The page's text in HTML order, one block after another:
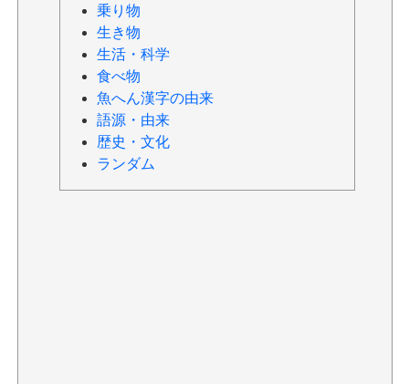
乗り物
生き物
生活・科学
食べ物
魚へん漢字の由来
語源・由来
歴史・文化
ランダム